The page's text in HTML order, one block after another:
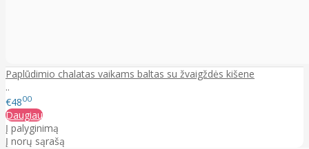
Paplūdimio chalatas vaikams baltas su žvaigždės kišene
..
€4800
Daugiau
Į palyginimą
Į norų sąrašą